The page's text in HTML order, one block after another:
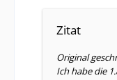
Zitat
Original
Ich habe die